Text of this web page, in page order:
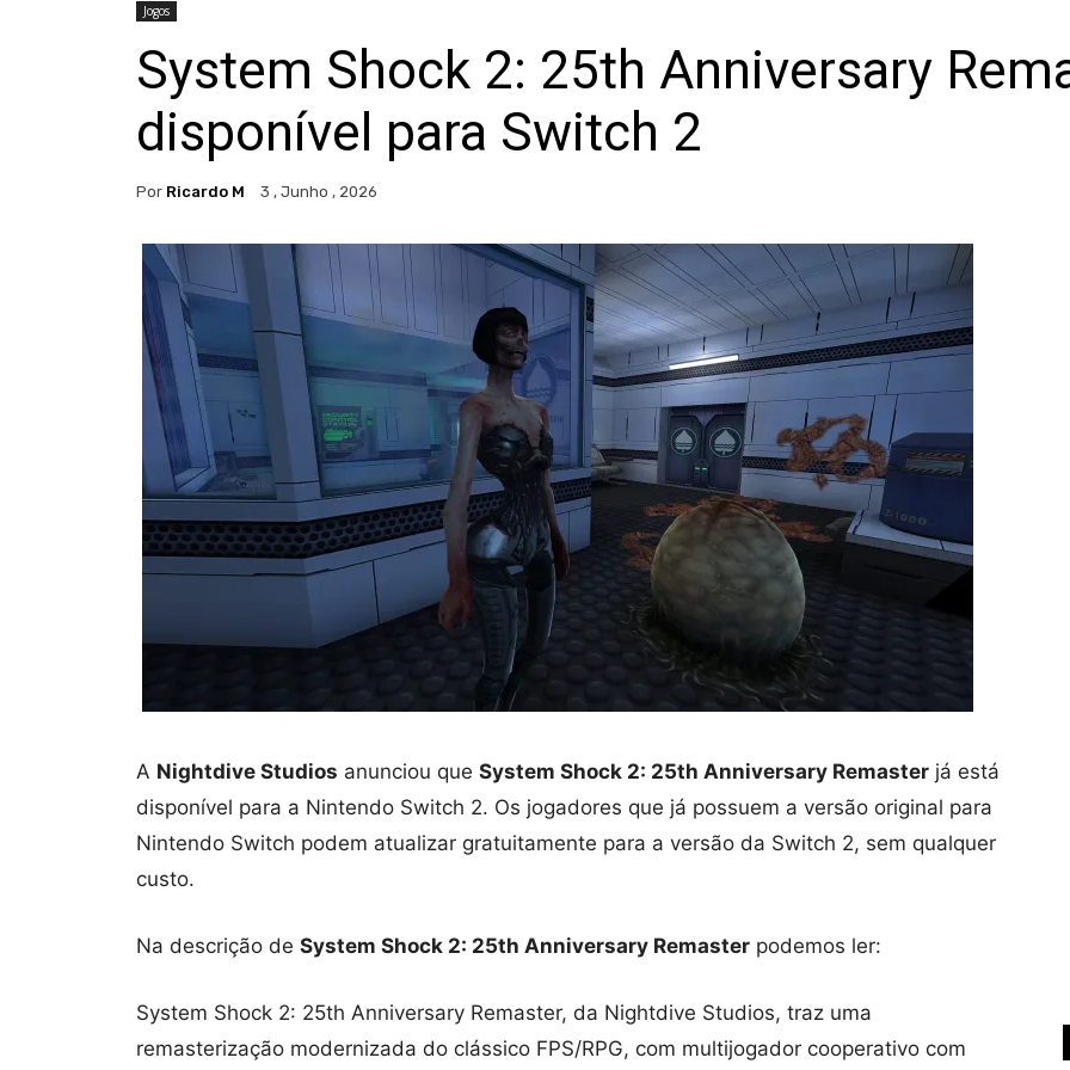
Jogos
System Shock 2: 25th Anniversary
disponível para Switch 2
Por Ricardo M 3 , Junho , 2026
A Nightdive Studios anunciou que System Shock 2: 25th Anniversary Remaster já está
disponível para a Nintendo Switch 2. Os jogadores que já possuem a versão original para
Nintendo Switch podem atualizar gratuitamente para a versão da Switch 2, sem qualquer
custo.
Na descrição de System Shock 2: 25th Anniversary Remaster podemos ler:
System Shock 2: 25th Anniversary Remaster, da Nightdive Studios, traz uma
remasterização modernizada do clássico FPS/RPG, com multijogador cooperativo com